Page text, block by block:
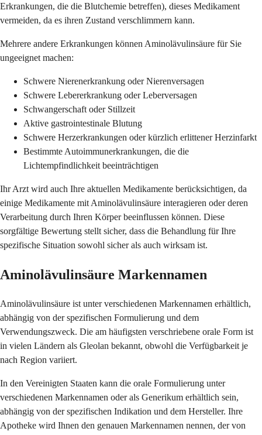
Erkrankungen, die die Blutchemie betreffen), dieses Medikament
vermeiden, da es ihren Zustand verschlimmern kann.
Mehrere andere Erkrankungen können Aminolävulinsäure für Sie
ungeeignet machen:
Schwere Nierenerkrankung oder Nierenversagen
Schwere Lebererkrankung oder Leberversagen
Schwangerschaft oder Stillzeit
Aktive gastrointestinale Blutung
Schwere Herzerkrankungen oder kürzlich erlittener Herzinfarkt
Bestimmte Autoimmunerkrankungen, die die
Lichtempfindlichkeit beeinträchtigen
Ihr Arzt wird auch Ihre aktuellen Medikamente berücksichtigen, da
einige Medikamente mit Aminolävulinsäure interagieren oder deren
Verarbeitung durch Ihren Körper beeinflussen können. Diese
sorgfältige Bewertung stellt sicher, dass die Behandlung für Ihre
spezifische Situation sowohl sicher als auch wirksam ist.
Aminolävulinsäure Markennamen
Aminolävulinsäure ist unter verschiedenen Markennamen erhältlich,
abhängig von der spezifischen Formulierung und dem
Verwendungszweck. Die am häufigsten verschriebene orale Form ist
in vielen Ländern als Gleolan bekannt, obwohl die Verfügbarkeit je
nach Region variiert.
In den Vereinigten Staaten kann die orale Formulierung unter
verschiedenen Markennamen oder als Generikum erhältlich sein,
abhängig von der spezifischen Indikation und dem Hersteller. Ihre
Apotheke wird Ihnen den genauen Markennamen nennen, der von